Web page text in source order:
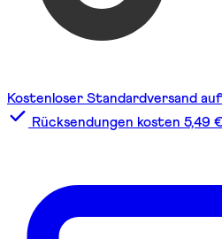
Kostenloser Standardversand
Rücksendungen kosten 5,49